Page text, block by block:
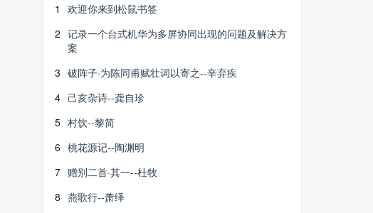
1
欢迎你来到松鼠书签
2 记录一个台式机华为多屏协同出现的问题及解决方
案
3 破阵子·为陈同甫赋壮词以寄之--辛弃疾
4 己亥杂诗--龚自珍
5 村饮--黎简
6 桃花源记--陶渊明
7 赠别二首·其一--杜牧
8 燕歌行--萧绎